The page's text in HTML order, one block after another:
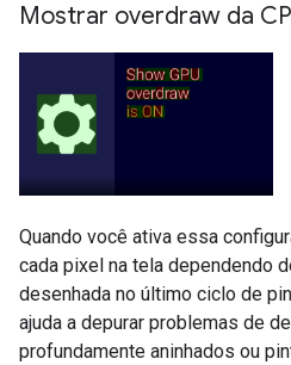
Mostrar overdraw da
Quando você ativa essa
cada pixel na tela dependendo
desenhada no último ciclo de
ajuda a depurar problemas de
profundamente aninhados ou